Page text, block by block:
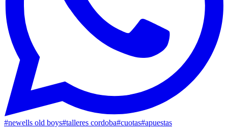
#newells old boys#talleres cordoba#cuotas#apuestas